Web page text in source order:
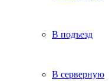
В подъезд
В серверную